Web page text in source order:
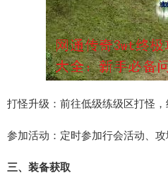
打怪升级：前往低级练级区打怪，
参加活动：定时参加行会活动、攻
三、装备获取